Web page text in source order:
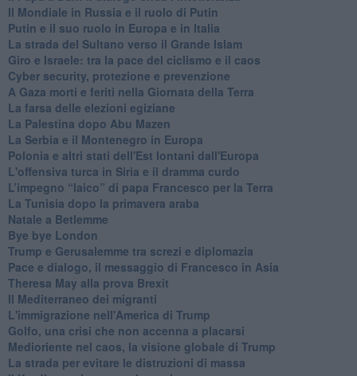
Il Mondiale in Russia e il ruolo di Putin
Putin e il suo ruolo in Europa e in Italia
La strada del Sultano verso il Grande Islam
Giro e Israele: tra la pace del ciclismo e il caos
Cyber security, protezione e prevenzione
A Gaza morti e feriti nella Giornata della Terra
La farsa delle elezioni egiziane
La Palestina dopo Abu Mazen
La Serbia e il Montenegro in Europa
Polonia e altri stati dell'Est lontani dall'Europa
L'offensiva turca in Siria e il dramma curdo
L’impegno “laico” di papa Francesco per la Terra
La Tunisia dopo la primavera araba
Natale a Betlemme
Bye bye London
Trump e Gerusalemme tra screzi e diplomazia
Pace e dialogo, il messaggio di Francesco in Asia
Theresa May alla prova Brexit
Il Mediterraneo dei migranti
L'immigrazione nell'America di Trump
Golfo, una crisi che non accenna a placarsi
Medioriente nel caos, la visione globale di Trump
La strada per evitare le distruzioni di massa